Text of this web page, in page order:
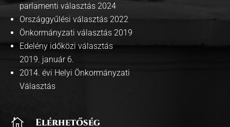
parlamenti választás 2024
Országgyűlési választás 2022
Önkormányzati választás 2019
Edelény időközi választás
2019. január 6.
2014. évi Helyi Önkormányzati
Választás
 Elérhetőség